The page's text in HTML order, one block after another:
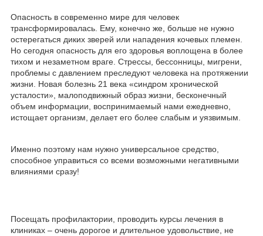
Опасность в современно мире для человек
трансформировалась. Ему, конечно же, больше не нужно
остерегаться диких зверей или нападения кочевых племен.
Но сегодня опасность для его здоровья воплощена в более
тихом и незаметном враге. Стрессы, бессонницы, мигрени,
проблемы с давлением преследуют человека на протяжении
жизни. Новая болезнь 21 века «синдром хронической
усталости», малоподвижный образ жизни, бесконечный
объем информации, воспринимаемый нами ежедневно,
истощает организм, делает его более слабым и уязвимым.
Именно поэтому нам нужно универсальное средство,
способное управиться со всеми возможными негативными
влияниями сразу!
Посещать профилактории, проводить курсы лечения в
клиниках – очень дорогое и длительное удовольствие, не